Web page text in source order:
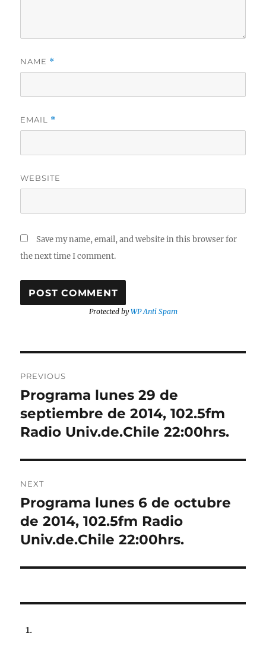
NAME *
EMAIL *
WEBSITE
Save my name, email, and website in this browser for
the next time I comment.
Protected byWP Anti Spam
navigation
PREVIOUS
Previous
post:
Programa lunes 29 de
septiembre de 2014, 102.5fm
Radio Univ.de.Chile 22:00hrs.
NEXT
Next
post:
Programa lunes 6 de octubre
de 2014, 102.5fm Radio
Univ.de.Chile 22:00hrs.